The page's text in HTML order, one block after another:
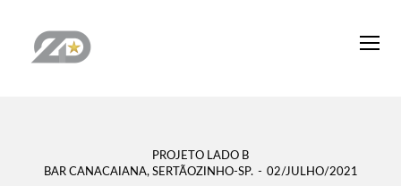
PROJETO LADO B
BAR CANACAIANA, SERTÃOZINHO-SP.
02/JULHO/2021